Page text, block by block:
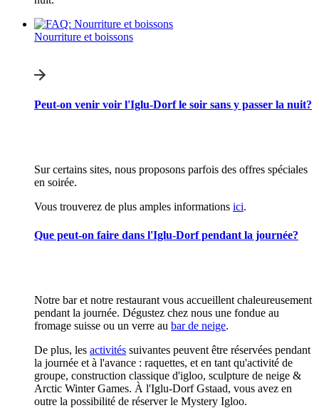
Nourriture et boissons
Peut-on venir voir l'Iglu-Dorf le soir sans y passer la nuit?
Sur certains sites, nous proposons parfois des offres spéciales
en soirée.
Vous trouverez de plus amples informations ici.
Que peut-on faire dans l'Iglu-Dorf pendant la journée?
Notre bar et notre restaurant vous accueillent chaleureusement
pendant la journée. Dégustez chez nous une fondue au
fromage suisse ou un verre au bar de neige.
De plus, les activités suivantes peuvent être réservées pendant
la journée et à l'avance : raquettes, et en tant qu'activité de
groupe, construction classique d'igloo, sculpture de neige &
Arctic Winter Games. À l'Iglu-Dorf Gstaad, vous avez en
outre la possibilité de réserver le Mystery Igloo.